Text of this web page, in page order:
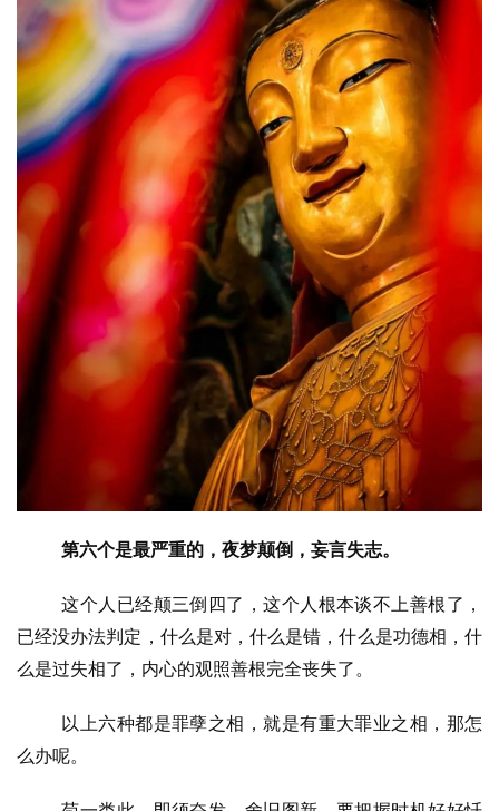
公
益
慈
善
佛
教
人
物
院
巡
频
佛
术
登录 注册
第六个是最严重的，夜梦颠倒，妄言失志。
这个人已经颠三倒四了，这个人根本谈不上善根了，
已经没办法判定，什么是对，什么是错，什么是功德相，什
么是过失相了，内心的观照善根完全丧失了。
以上六种都是罪孽之相，就是有重大罪业之相，那怎
么办呢。